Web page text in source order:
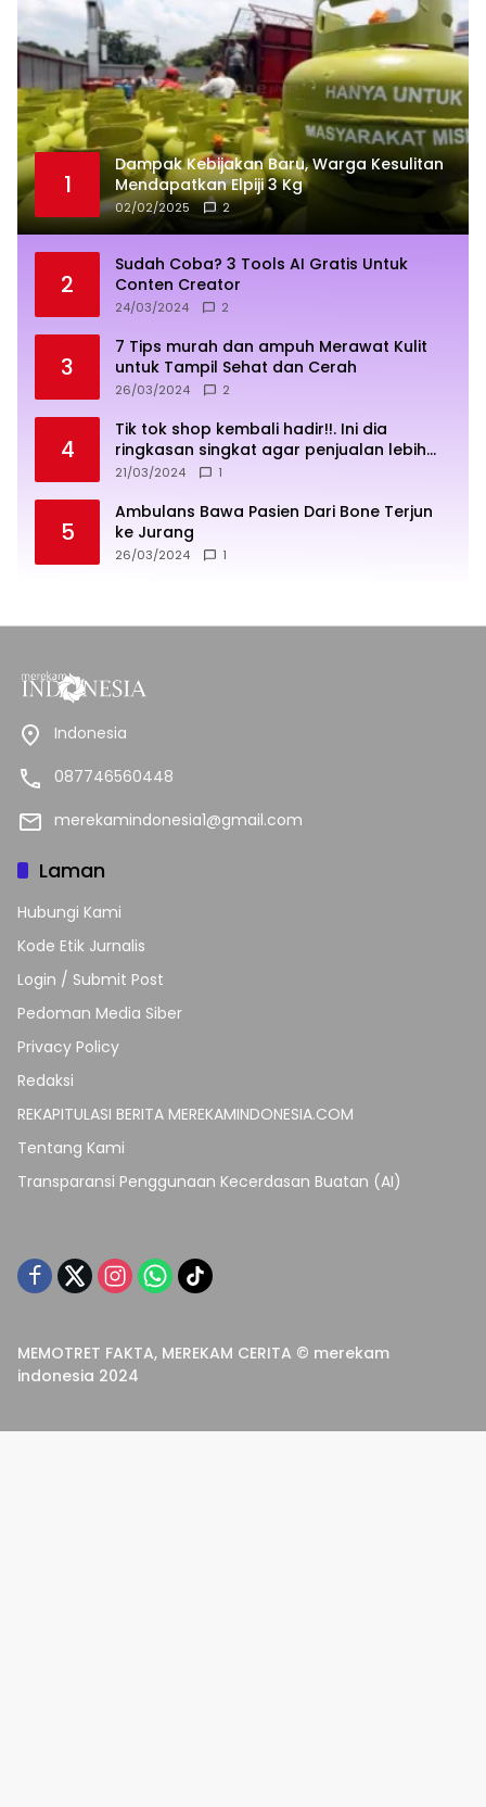
1
Dampak Kebijakan Baru, Warga Kesulitan
Mendapatkan Elpiji 3 Kg
02/02/2025 2
2
Sudah Coba? 3 Tools AI Gratis Untuk
Conten Creator
24/03/2024 2
3
7 Tips murah dan ampuh Merawat Kulit
untuk Tampil Sehat dan Cerah
26/03/2024 2
4
Tik tok shop kembali hadir!!. Ini dia
ringkasan singkat agar penjualan lebih
sukses
21/03/2024 1
5
Ambulans Bawa Pasien Dari Bone Terjun
ke Jurang
26/03/2024 1
Indonesia
087746560448
merekamindonesia1@gmail.com
Laman
Hubungi Kami
Kode Etik Jurnalis
Login / Submit Post
Pedoman Media Siber
Privacy Policy
Redaksi
REKAPITULASI BERITA MEREKAMINDONESIA.COM
Tentang Kami
Transparansi Penggunaan Kecerdasan Buatan (AI)
MEMOTRET FAKTA, MEREKAM CERITA © merekam
indonesia 2024